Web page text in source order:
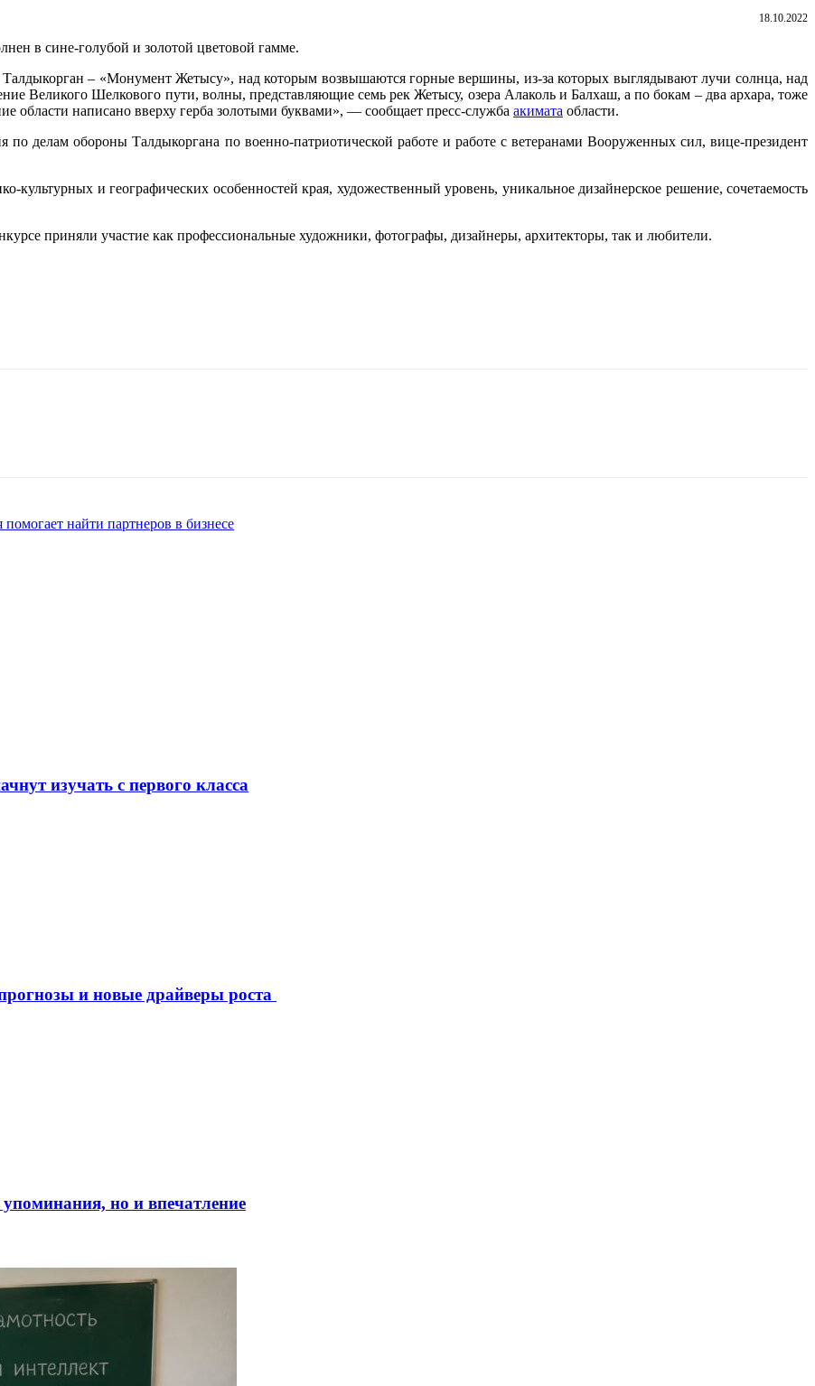
18.10.2022
в сине-голубой и золотой цветовой гамме.
– «Монумент Жетысу», над которым возвышаются горные вершины, из-за которых выглядывают лучи солнца, над
Великого Шелкового пути, волны, представляющие семь рек Жетысу, озера Алаколь и Балхаш, а по бокам – два архара, тоже
области написано вверху герба золотыми буквами», — сообщает пресс-служба акимата области.
делам обороны Талдыкоргана по военно-патриотической работе и работе с ветеранами Вооруженных сил, вице-президент
и географических особенностей края, художественный уровень, уникальное дизайнерское решение, сочетаемость
приняли участие как профессиональные художники, фотографы, дизайнеры, архитекторы, так и любители.
найти партнеров в бизнесе
изучать с первого класса
и новые драйверы роста
но и впечатление